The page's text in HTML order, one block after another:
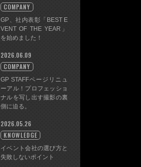
GP、社内表彰「BEST E
VENT OF THE YEAR」
を始めました！
COMPANY
GP STAFFページリニュ
ーアル！プロフェッショ
ナルを写し出す撮影の裏
側に迫る。
2026.06.09
COMPANY
イベント会社の選び方と
失敗しないポイント
2026.05.26
KNOWLEDGE